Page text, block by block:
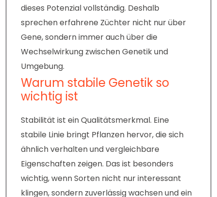
dieses Potenzial vollständig. Deshalb
sprechen erfahrene Züchter nicht nur über
Gene, sondern immer auch über die
Wechselwirkung zwischen Genetik und
Umgebung.
Warum stabile Genetik so
wichtig ist
Stabilität ist ein Qualitätsmerkmal. Eine
stabile Linie bringt Pflanzen hervor, die sich
ähnlich verhalten und vergleichbare
Eigenschaften zeigen. Das ist besonders
wichtig, wenn Sorten nicht nur interessant
klingen, sondern zuverlässig wachsen und ein